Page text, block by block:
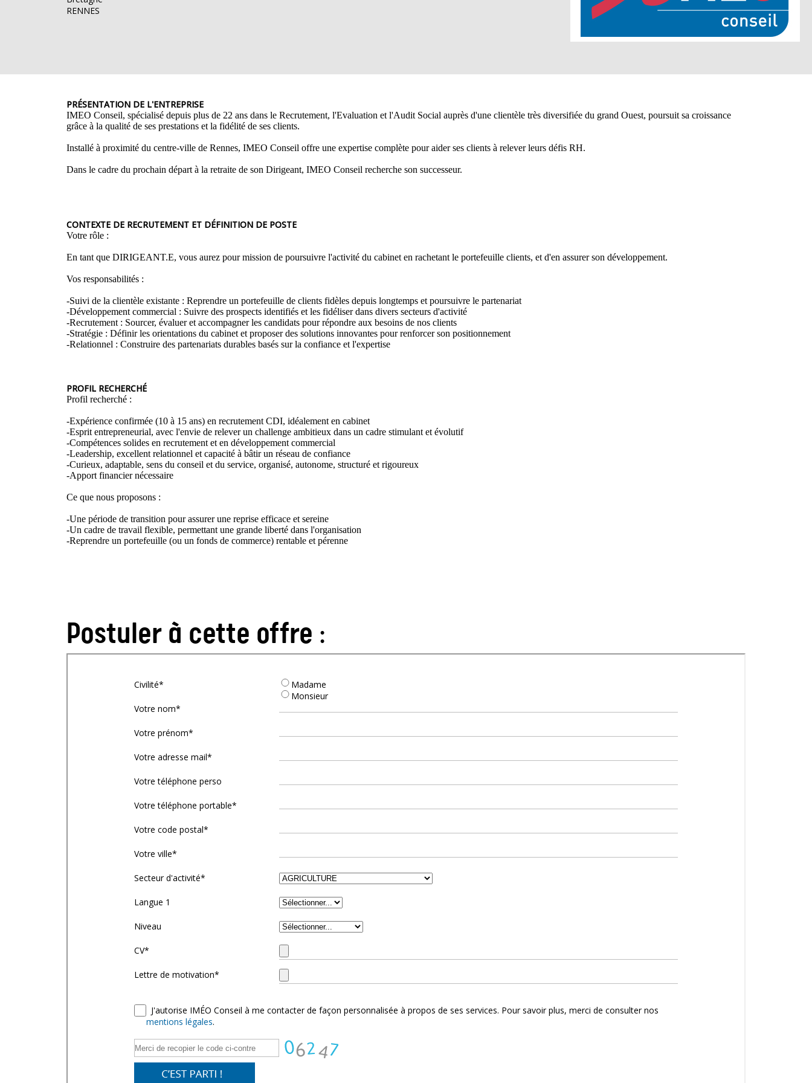
RENNES
PRÉSENTATION DE L'ENTREPRISE
IMEO Conseil, spécialisé depuis plus de 22 ans dans le Recrutement, l'Evaluation et l'Audit Social auprès d'une clientèle très diversifiée du grand Ouest, poursuit sa croissance
grâce à la qualité de ses prestations et la fidélité de ses clients.
Installé à proximité du centre-ville de Rennes, IMEO Conseil offre une expertise complète pour aider ses clients à relever leurs défis RH.
Dans le cadre du prochain départ à la retraite de son Dirigeant, IMEO Conseil recherche son successeur.
CONTEXTE DE RECRUTEMENT ET DÉFINITION DE POSTE
Votre rôle :
En tant que DIRIGEANT.E, vous aurez pour mission de poursuivre l'activité du cabinet en rachetant le portefeuille clients, et d'en assurer son développement.
Vos responsabilités :
-Suivi de la clientèle existante : Reprendre un portefeuille de clients fidèles depuis longtemps et poursuivre le partenariat
-Développement commercial : Suivre des prospects identifiés et les fidéliser dans divers secteurs d'activité
-Recrutement : Sourcer, évaluer et accompagner les candidats pour répondre aux besoins de nos clients
-Stratégie : Définir les orientations du cabinet et proposer des solutions innovantes pour renforcer son positionnement
-Relationnel : Construire des partenariats durables basés sur la confiance et l'expertise
PROFIL RECHERCHÉ
Profil recherché :
-Expérience confirmée (10 à 15 ans) en recrutement CDI, idéalement en cabinet
-Esprit entrepreneurial, avec l'envie de relever un challenge ambitieux dans un cadre stimulant et évolutif
-Compétences solides en recrutement et en développement commercial
-Leadership, excellent relationnel et capacité à bâtir un réseau de confiance
-Curieux, adaptable, sens du conseil et du service, organisé, autonome, structuré et rigoureux
-Apport financier nécessaire
Ce que nous proposons :
-Une période de transition pour assurer une reprise efficace et sereine
-Un cadre de travail flexible, permettant une grande liberté dans l'organisation
-Reprendre un portefeuille (ou un fonds de commerce) rentable et pérenne
Postuler à cette offre :